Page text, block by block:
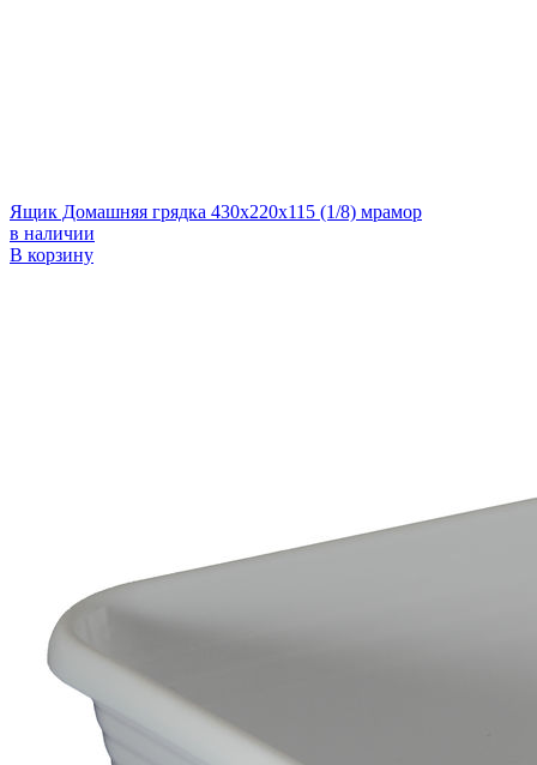
Ящик Домашняя грядка 430х220х115 (1/8) мрамор
в наличии
В корзину